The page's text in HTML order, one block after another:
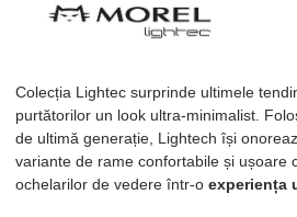
Colecția Lightec surprinde ultimele
purtătorilor un look ultra-minimalist.
de ultimă generație, Lightech își
variante de rame confortabile și ușoare
ochelarilor de vedere într-o experiența